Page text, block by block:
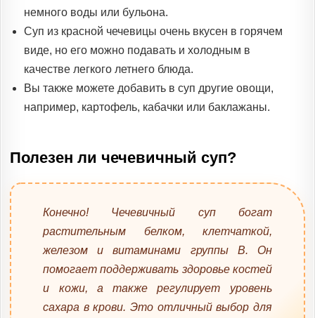
немного воды или бульона.
Суп из красной чечевицы очень вкусен в горячем
виде, но его можно подавать и холодным в
качестве легкого летнего блюда.
Вы также можете добавить в суп другие овощи,
например, картофель, кабачки или баклажаны.
Полезен ли чечевичный суп?
Конечно! Чечевичный суп богат
растительным белком, клетчаткой,
железом и витаминами группы В. Он
помогает поддерживать здоровье костей
и кожи, а также регулирует уровень
сахара в крови. Это отличный выбор для